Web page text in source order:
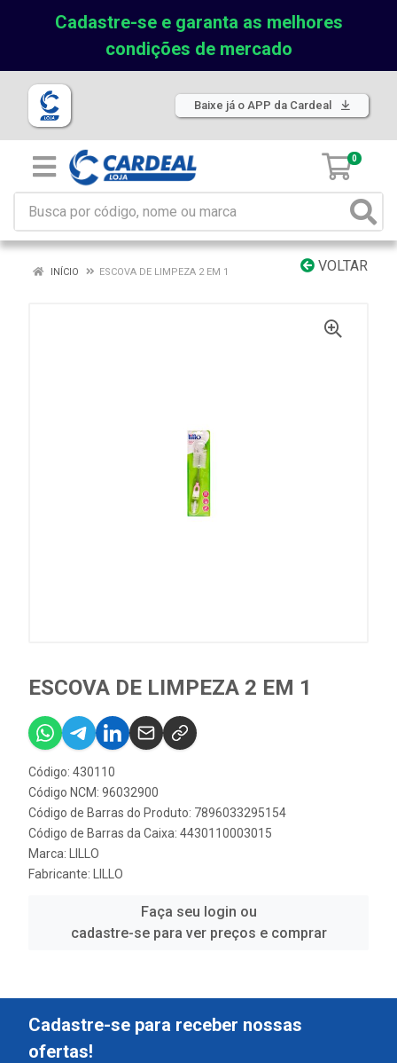
Cadastre-se e garanta as melhores
condições de mercado
Baixe já o APP da Cardeal
0
VOLTAR
INÍCIO ESCOVA DE LIMPEZA 2 EM 1
ESCOVA DE LIMPEZA 2 EM 1
Código: 430110
Código NCM: 96032900
Código de Barras do Produto: 7896033295154
Código de Barras da Caixa: 4430110003015
Marca:
LILLO
Fabricante:
LILLO
Faça seu login ou
cadastre-se para ver preços e comprar
Cadastre-se para receber nossas
ofertas!